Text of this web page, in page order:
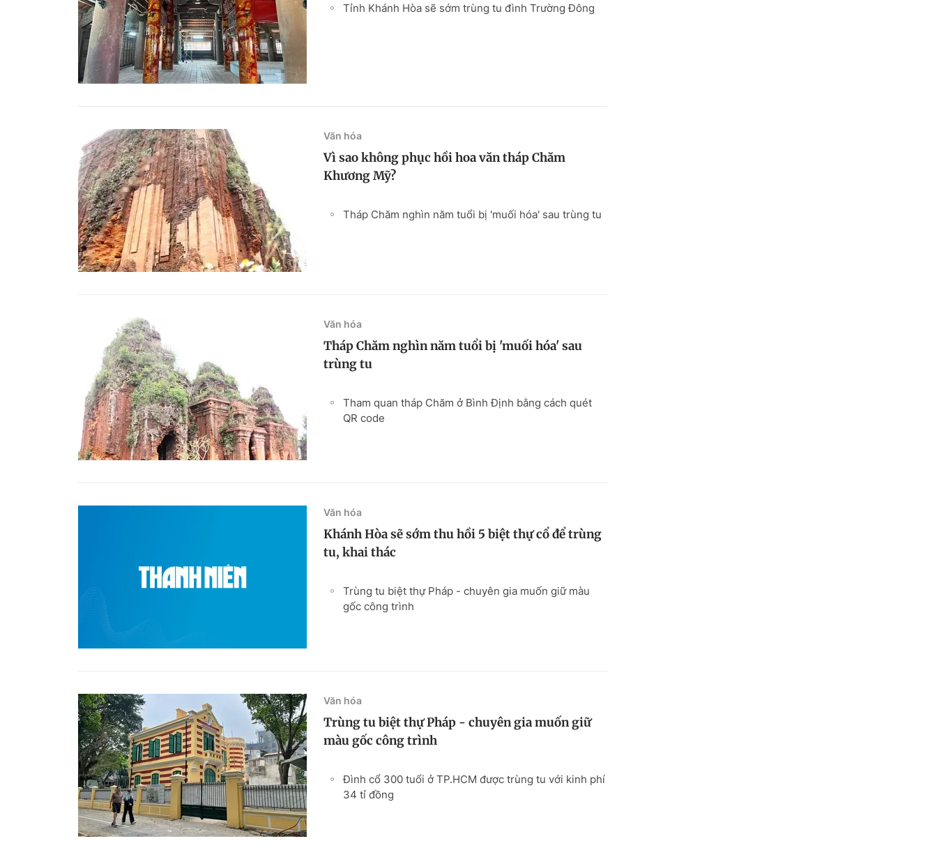
Tỉnh Khánh Hòa sẽ sớm trùng tu đình Trường Đông
Văn hóa
Vì sao không phục hồi hoa văn tháp Chăm
Khương Mỹ?
Tháp Chăm nghìn năm tuổi bị 'muối hóa' sau trùng tu
Văn hóa
Tháp Chăm nghìn năm tuổi bị 'muối hóa' sau
trùng tu
Tham quan tháp Chăm ở Bình Định bằng cách quét
QR code
Văn hóa
Khánh Hòa sẽ sớm thu hồi 5 biệt thự cổ để trùng
tu, khai thác
Trùng tu biệt thự Pháp - chuyên gia muốn giữ màu
gốc công trình
Văn hóa
Trùng tu biệt thự Pháp - chuyên gia muốn giữ
màu gốc công trình
Đình cổ 300 tuổi ở TP.HCM được trùng tu với kinh phí
34 tỉ đồng